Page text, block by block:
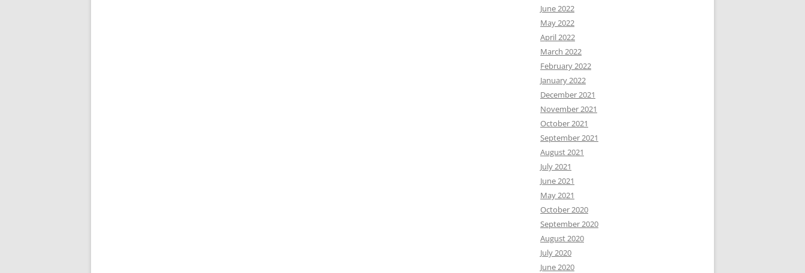
June 2022
May 2022
April 2022
March 2022
February 2022
January 2022
December 2021
November 2021
October 2021
September 2021
August 2021
July 2021
June 2021
May 2021
October 2020
September 2020
August 2020
July 2020
June 2020